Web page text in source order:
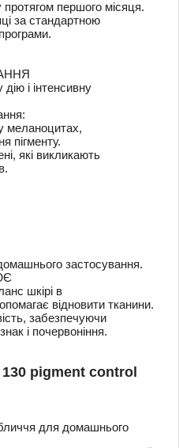
першого місяця.
за стандартною
і інтенсивну
меланоцитах,
пігменту.
які викликають
застосування.
шкірі в
відновити тканини.
забезпечуючи
і почервоніння.
pigment control
для домашнього